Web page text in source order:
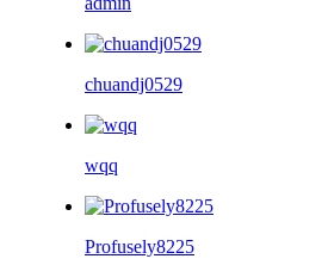
chuandj0529
wqq
Profusely8225